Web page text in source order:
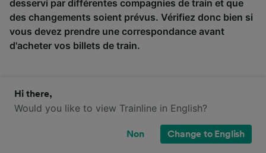
desservi par différentes compagnies de train et que
des changements soient prévus. Vérifiez donc bien si
vous devez prendre une correspondance avant
d'acheter vos billets de train.
Eurostar
Hi there,
Would you like to view Trainline in English?
Non Change to English